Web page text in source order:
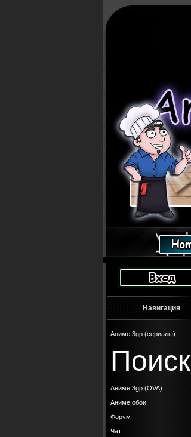
Навигация
Аниме 3gp (сериалы)
Поиск
Аниме 3gp (OVA)
Аниме обои
Форум
Чат